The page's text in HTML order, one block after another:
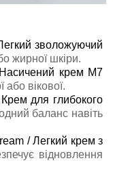
зволожуючий
жирної шкіри.
крем M7
або вікової.
для глибокого
баланс навіть
/ Легкий крем з
відновлення